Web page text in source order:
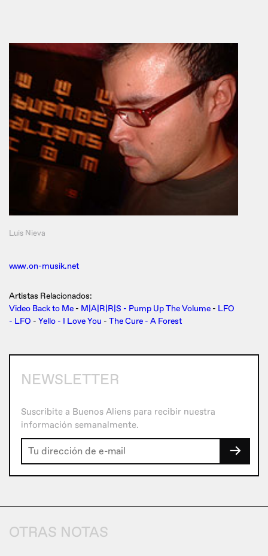
Luis Nieva
www.on-musik.net
Artistas Relacionados:
Video Back to Me - M|A|R|R|S - Pump Up The Volume - LFO
- LFO - Yello - I Love You - The Cure - A Forest
NEWSLETTER
Suscribite a Buenos Aliens para recibir nuestra
información semanalmente.
→
OTRAS NOTAS